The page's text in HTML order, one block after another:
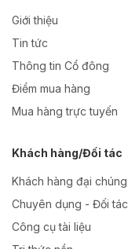
Giới thiệu
Tin tức
Thông tin Cổ đông
Điểm mua hàng
Mua hàng trực tuyến
Khách hàng/Đối tác
Khách hàng đại chúng
Chuyên dụng - Đối tác
Công cụ tài liệu